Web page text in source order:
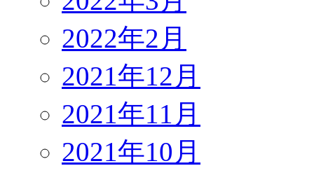
2022年2月
2021年12月
2021年11月
2021年10月